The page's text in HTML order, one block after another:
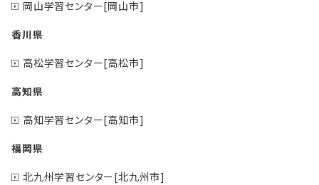
岡山学習センター[岡山市]
香川県
高松学習センター[高松市]
高知県
高知学習センター[高知市]
福岡県
北九州学習センター[北九州市]